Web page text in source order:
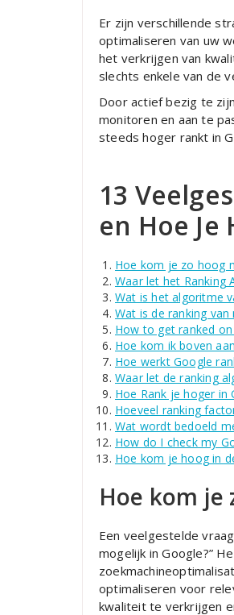
Er zijn verschillende
optimaliseren van uw
het verkrijgen van
slechts enkele van de
Door actief bezig te
monitoren en aan te
steeds hoger rankt in
13
en Hoe
Hoe kom je zo hoog
Waar let het Ranking
Wat is het algoritme
Wat is de ranking
How to get ranked on
Hoe kom ik boven
Hoe werkt Google
Waar let de ranking
Hoe Rank je hoger in
Hoeveel ranking
Wat wordt bedoeld
How do I check my
Hoe kom je hoog in
Hoe kom je
Een veelgestelde
mogelijk in Google?”
optimaliseren voor
kwaliteit te verkrijgen